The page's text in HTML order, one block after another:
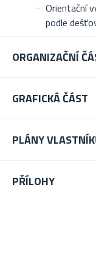
Orientační
podle
ORGANIZAČNÍ
GRAFICKÁ ČÁST
PLÁNY
PŘÍLOHY